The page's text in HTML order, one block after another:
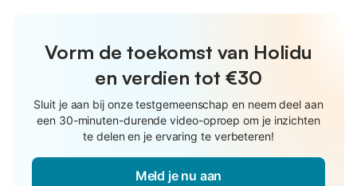
Vorm de toekomst van Holidu
en verdien tot €30
Sluit je aan bij onze testgemeenschap en neem deel aan
een 30-minuten-durende video-oproep om je inzichten
te delen en je ervaring te verbeteren!
Meld je nu aan